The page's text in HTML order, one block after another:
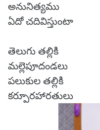
అనునిత్యము
ఏదో చదివిస్తుంటా
తెలుగు తల్లికి
మల్లెపూదండలు
పలుకుల తల్లికి
కర్పూరహారతులు